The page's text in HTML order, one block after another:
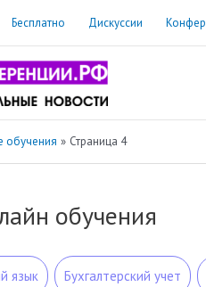
Бесплатно Дискуссии
обучения Страница 4
обучения
язык Бухгалтерский учет